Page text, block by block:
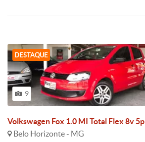
DESTAQUE
9
Volkswagen Fox 1.0 MI Total Flex 8v 5p
Belo Horizonte - MG